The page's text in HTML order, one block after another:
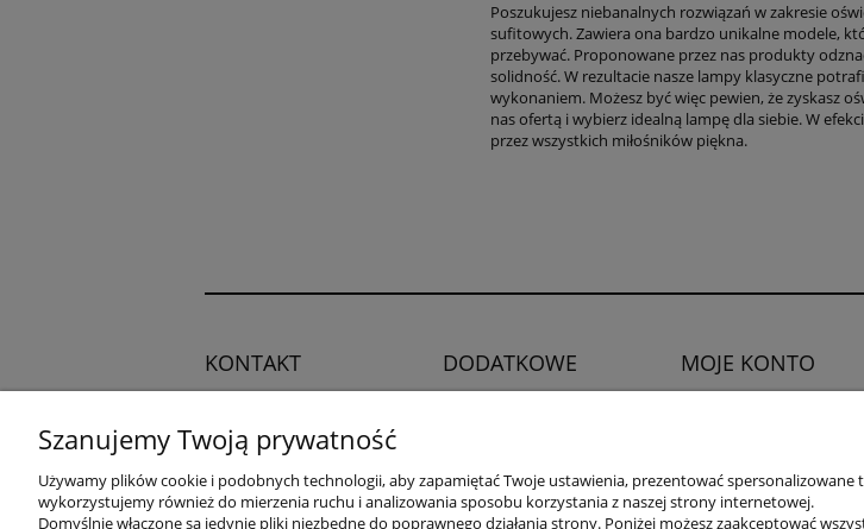
Poszukujesz niebanalnych rozwiązań w zakresie
sufitowych. Zawiera ona bardzo unikalne modele,
przebywać. Proponowane przez nas produkty
solidność. W rezultacie nasze lampy klasyczne
wykonaniem. Możesz być więc pewien, że zyskasz
nas ofertą i wybierz idealną lampę dla siebie. W
przez wszystkich miłośników piękna.
KONTAKT
Zadzwoń!
+48 504 545
749
DODATKOWE MOJE KONTO
Szanujemy Twoją prywatność
Używamy plików cookie i podobnych technologii, aby zapamiętać Twoje ustawienia, prezentować
wykorzystujemy również do mierzenia ruchu i analizowania sposobu korzystania z naszej strony internetowej.
Domyślnie włączone są jedynie pliki niezbędne do poprawnego działania strony. Poniżej możesz zaakceptować